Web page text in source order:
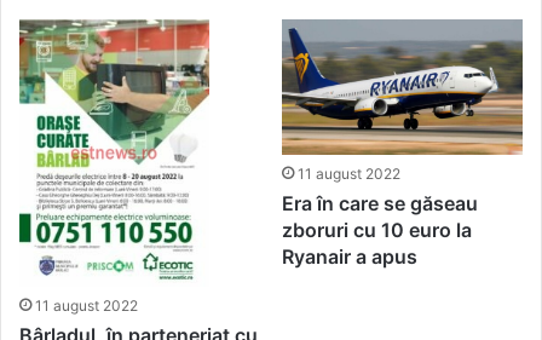
11 august 2022
11 august 2022
Era în care se găseau
zboruri cu 10 euro la
Ryanair a apus